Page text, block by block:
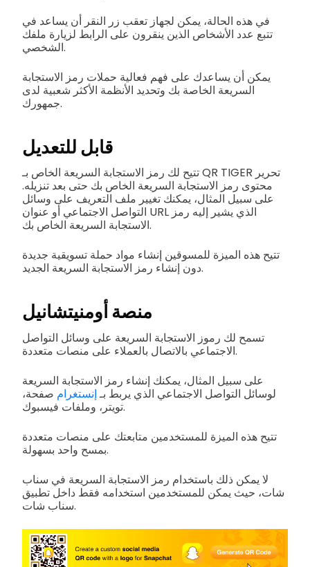
في هذه الحالة، يمكن لجهاز تعقب زر النقر أن يساعد في
تتبع عدد الأشخاص الذين ينقرون على الرابط لزيارة ملفك
الشخصي.
يمكن أن يساعدك على فهم فعالية حملات رمز الاستجابة
السريعة الخاصة بك وتحديد الأنظمة الأكثر شعبية لدى
جمهورك.
قابل للتعديل
تتيح لك رمز الاستجابة السريعة الخاص بـ QR TIGER تحرير
محتوى رمز الاستجابة السريعة الخاص بك حتى بعد تنزيله.
على سبيل المثال، يمكنك تغيير ملف التعريف على وسائل
التواصل الاجتماعي أو عنوان URL الذي يشير إليه رمز
الاستجابة السريعة الخاص بك.
تتيح هذه الميزة للمسوقين إنشاء مواد حملة تسويقية جديدة
دون إنشاء رمز الاستجابة السريعة الجديد.
منصة أومنيتشانيل
تسمح لك رموز الاستجابة السريعة على وسائل التواصل
الاجتماعي بالاتصال بالعملاء على منصات متعددة.
على سبيل المثال، يمكنك إنشاء رمز الاستجابة السريعة
لوسائل التواصل الاجتماعي الذي يربط بـإنستغرام صفحة،
تويتر، وملفات فيسبوك.
تتيح هذه الميزة للمستخدمين متابعتك على منصات متعددة
بمسح واحد بسهولة.
لا يمكن ذلك باستخدام رمز الاستجابة السريعة في سناب
شات، حيث يمكن للمستخدمين استخدامه فقط داخل تطبيق
سناب شات.